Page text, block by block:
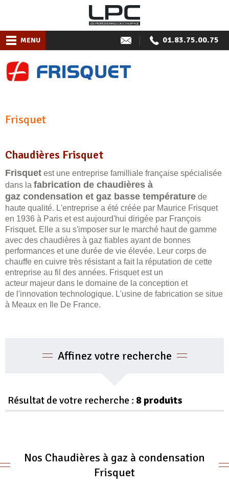
MENU 01.83.75.00.75
Frisquet
Chaudières Frisquet
Frisquet est une entreprise familliale française spécialisée
dans la fabrication de chaudières à
gaz condensation et gaz basse température de
haute qualité. L'entreprise a été créée par Maurice Frisquet
en 1936 à Paris et est aujourd'hui dirigée par François
Frisquet. Elle a su s'imposer sur le marché haut de gamme
avec des chaudières à gaz fiables ayant de bonnes
performances et une durée de vie élevée. Leur corps de
chauffe en cuivre très résistant a fait la réputation de cette
entreprise au fil des années. Frisquet est un
acteur majeur dans le domaine de la conception et
de l'innovation technologique. L'usine de fabrication se situe
à Meaux en Ile De France.
Affinez votre recherche
Résultat de votre recherche : 8 produits
Nos Chaudières à gaz à condensation
Frisquet